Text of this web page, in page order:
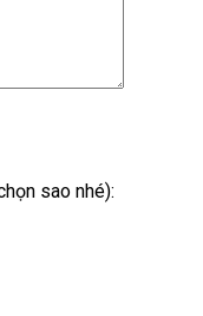
sao nhé):